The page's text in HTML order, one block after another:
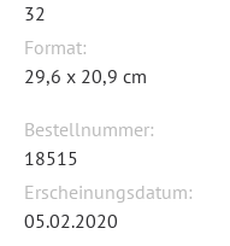
32
Format:
29,6 x 20,9 cm
Bestellnummer:
18515
Erscheinungsdatum:
05.02.2020